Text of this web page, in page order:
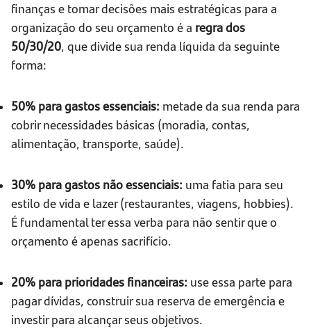
finanças e tomar decisões mais estratégicas para a
organização do seu orçamento é a regra dos
50/30/20, que divide sua renda líquida da seguinte
forma:
50% para gastos essenciais: metade da sua renda para
cobrir necessidades básicas (moradia, contas,
alimentação, transporte, saúde).
30% para gastos não essenciais: uma fatia para seu
estilo de vida e lazer (restaurantes, viagens, hobbies).
É fundamental ter essa verba para não sentir que o
orçamento é apenas sacrifício.
20% para prioridades financeiras: use essa parte para
pagar dívidas, construir sua reserva de emergência e
investir para alcançar seus objetivos.